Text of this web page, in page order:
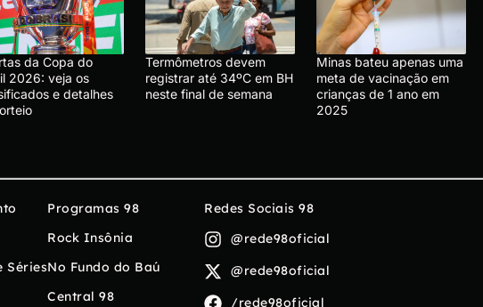
da Copa do
2026: veja os
e detalhes
Termômetros devem
registrar até 34ºC em BH
neste final de semana
Minas bateu apenas uma
meta de vacinação em
crianças de 1 ano em
2025
Séries
Programas 98
Rock Insônia
No Fundo do Baú
Central 98
Redes Sociais 98
@rede98oficial
@rede98oficial
/rede98oficial